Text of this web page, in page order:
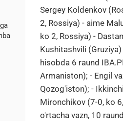
Sergey Koldenkov
2, Rossiya) - aime
ko 2, Rossiya) -
Kushitashvili
hisobda 6 raund
Armaniston); - Engil
Qozog'iston); -
Mironchikov (7-0, ko
o'rtacha vazn, 10